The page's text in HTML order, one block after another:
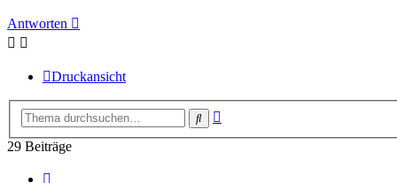
Antworten
Druckansicht
Suche
29 Beiträge